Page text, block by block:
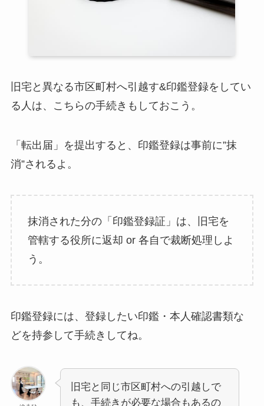
旧宅と異なる市区町村へ引越す&印鑑登録をしてい
る人は、こちらの手続きもしておこう。
「転出届」を提出すると、印鑑登録は事前に”抹
消”されるよ。
抹消された分の「印鑑登録証」は、旧宅を
管轄する役所に返却 or 各自で裁断処理しよ
う。
印鑑登録には、登録したい印鑑・本人確認書類な
どを持参して手続きしてね。
旧宅と同じ市区町村への引越しで
も、手続きが必要な場合もあるの